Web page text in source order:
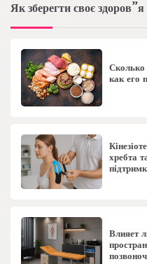
Як зберегти своє здоров”я
как его
хребта
Влияет